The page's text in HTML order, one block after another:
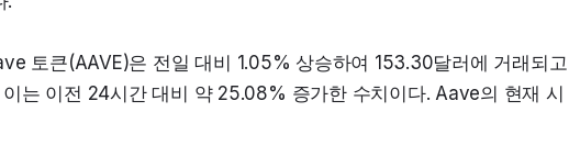
토큰(AAVE)은 전일 대비 1.05% 상승하여 153.30달러에 거래되고
는 이전 24시간 대비 약 25.08% 증가한 수치이다. Aave의 현재 시